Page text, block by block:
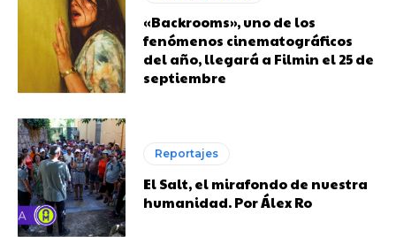
«Backrooms», uno de los
fenómenos cinematográficos
del año, llegará a Filmin el 25 de
septiembre
Reportajes
El Salt, el mirafondo de nuestra
humanidad. Por Álex Ro